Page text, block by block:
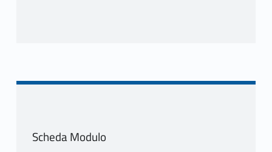
Scheda Modulo